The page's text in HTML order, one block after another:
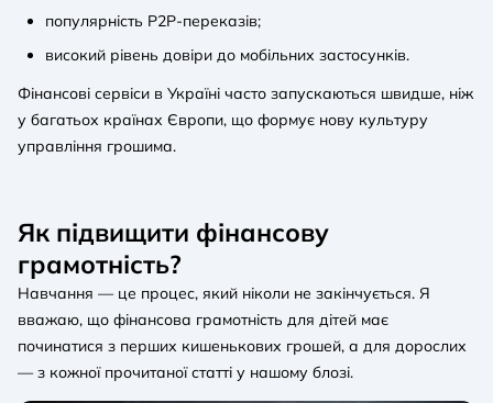
популярність P2P-переказів;
високий рівень довіри до мобільних застосунків.
Фінансові сервіси в Україні часто запускаються швидше, ніж
у багатьох країнах Європи, що формує нову культуру
управління грошима.
Як підвищити фінансову
грамотність?
Навчання — це процес, який ніколи не закінчується. Я
вважаю, що фінансова грамотність для дітей має
починатися з перших кишенькових грошей, а для дорослих
— з кожної прочитаної статті у нашому блозі.